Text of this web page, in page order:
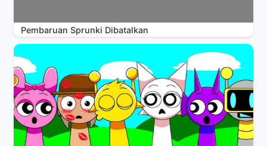
Pembaruan Sprunki Dibatalkan